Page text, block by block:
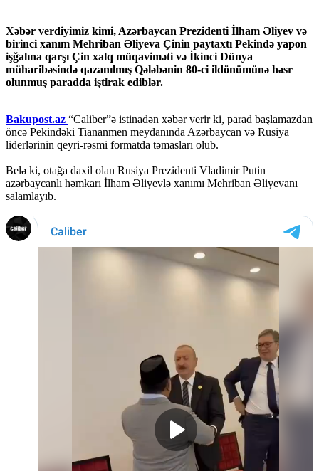
Xəbər verdiyimiz kimi, Azərbaycan Prezidenti İlham Əliyev və
birinci xanım Mehriban Əliyeva Çinin paytaxtı Pekində yapon
işğalına qarşı Çin xalq müqaviməti və İkinci Dünya
müharibəsində qazanılmış Qələbənin 80-ci ildönümünə həsr
olunmuş paradda iştirak ediblər.
Bakupost.az “Caliber”ə istinadən xəbər verir ki, parad başlamazdan
öncə Pekindəki Tiananmen meydanında Azərbaycan və Rusiya
liderlərinin qeyri-rəsmi formatda təmasları olub.
Belə ki, otağa daxil olan Rusiya Prezidenti Vladimir Putin
azərbaycanlı həmkarı İlham Əliyevlə xanımı Mehriban Əliyevanı
salamlayıb.